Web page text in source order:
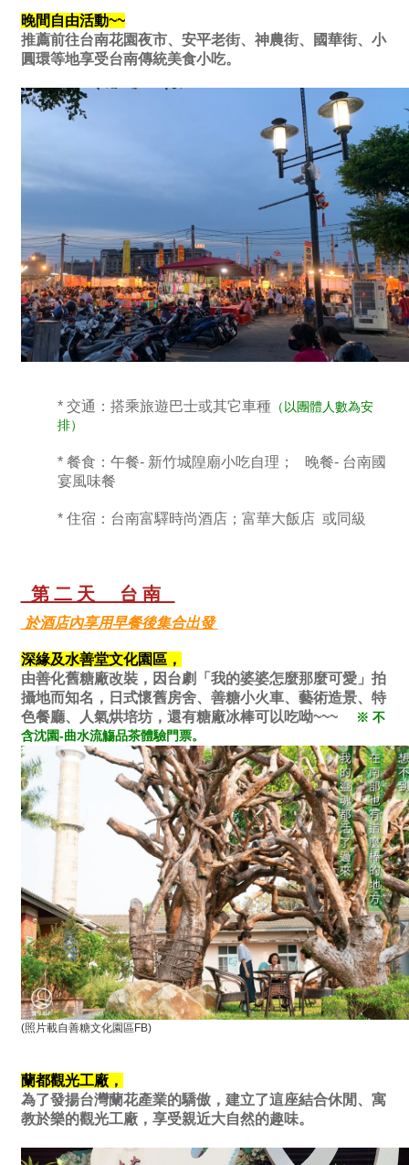
晚間自由活動~~
推薦前往台南花園夜市、安平老街、神農街、國華街、小
圓環等地享受台南傳統美食小吃。
* 交通：搭乘旅遊巴士或其它車種（以團體人數為安
排）
* 餐食：午餐- 新竹城隍廟小吃自理； 晚餐- 台南國
宴風味餐
* 住宿：台南富驛時尚酒店；富華大飯店 或同級
第二天 台南
於酒店內享用早餐後集合出發
深緣及水善堂文化園區，
由善化舊糖廠改裝，因台劇「我的婆婆怎麼那麼可愛」拍
攝地而知名，日式懷舊房舍、善糖小火車、藝術造景、特
色餐廳、人氣烘培坊，還有糖廠冰棒可以吃呦~~~
※ 不
含沈園-曲水流觴品茶體驗門票。
(照片載自善糖文化園區FB)
蘭都觀光工廠，
為了發揚台灣蘭花產業的驕傲，建立了這座結合休閒、寓
教於樂的觀光工廠，享受親近大自然的趣味。